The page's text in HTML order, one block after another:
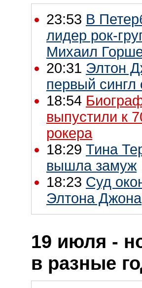
23:53 В
лидер рок-
Михаил
20:31 Элтон
первый сингл
18:54
выпустили к
рокера
18:29 Тина
вышла замуж
18:23 Суд
Элтона Джона
19 июля -
в разные